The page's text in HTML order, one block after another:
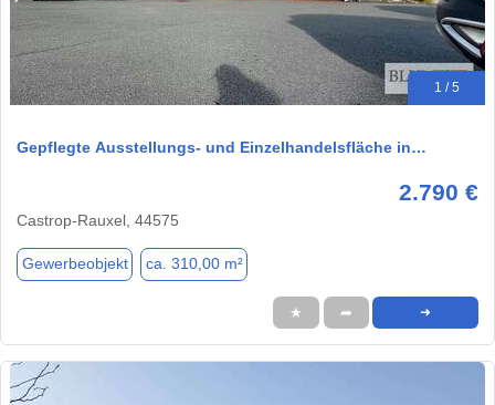
1 / 5
Gepflegte Ausstellungs- und Einzelhandelsfläche in…
2.790 €
Castrop-Rauxel, 44575
Gewerbeobjekt ca. 310,00 m²
★ ➦ ➜